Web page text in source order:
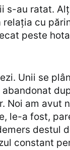
s-au ratat.
cu
peste
Unii se
Noi am avut
le-a fost,
destul
constant